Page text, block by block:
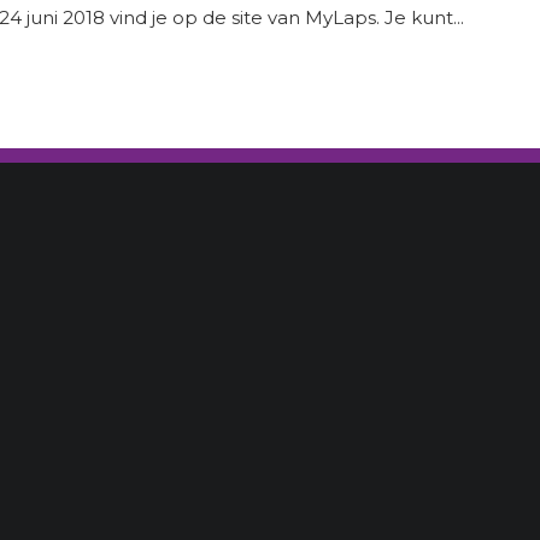
2018 vind je op de site van MyLaps. Je kunt...